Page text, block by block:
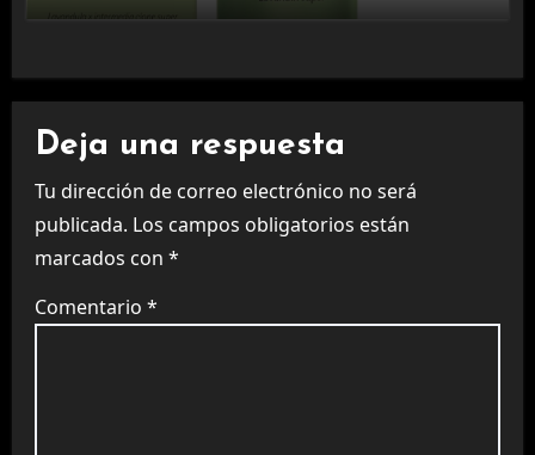
Deja una respuesta
Tu dirección de correo electrónico no será
publicada. Los campos obligatorios están
marcados con *
Comentario *